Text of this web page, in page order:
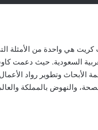
هي واحدة من الأمثلة
السعودية. حيث دعمت
الراسخ بترجمة الأبحاث وتطوير رواد
والنهوض بالمملكة